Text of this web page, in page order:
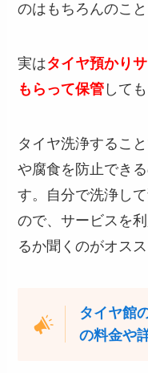
のはもちろんのこと
実はタイヤ預かり
もらって保管 して
タイヤ洗浄するこ
や腐食を防止でき
す。自分で洗浄し
ので、サービスを
るか聞くのがオスス
タイヤ館
の料金や